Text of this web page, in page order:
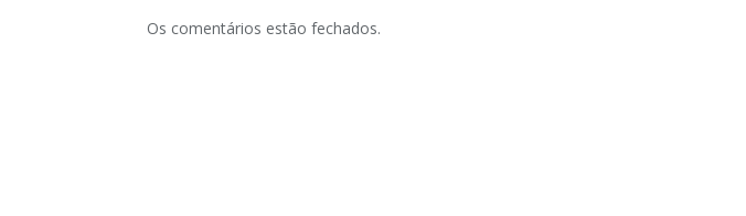
Os comentários estão fechados.